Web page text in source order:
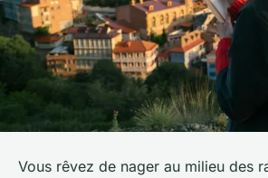
Vous rêvez de nager au milieu des